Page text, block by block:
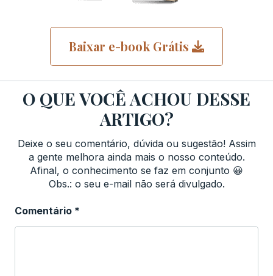
Baixar e-book Grátis
O QUE VOCÊ ACHOU DESSE
ARTIGO?
Deixe o seu comentário, dúvida ou sugestão! Assim
a gente melhora ainda mais o nosso conteúdo.
Afinal, o conhecimento se faz em conjunto 😀
Obs.: o seu e-mail não será divulgado.
Comentário *